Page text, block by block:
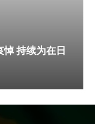
持续为在日